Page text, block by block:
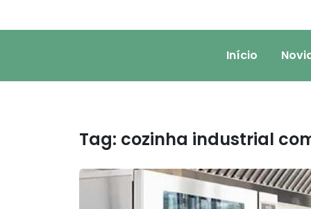
Início
Tag: cozinha industrial